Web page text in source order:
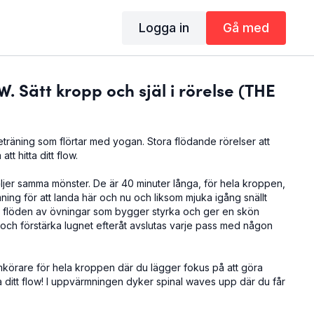
Logga in Gå med
Sätt kropp och själ i rörelse (THE
som flörtar med yogan. Stora flödande rörelser att
att hitta ditt flow.
samma mönster. De är 40 minuter långa, för hela kroppen,
för att landa här och nu och liksom mjuka igång snällt
av övningar som bygger styrka och ger en skön
förstärka lugnet efteråt avslutas varje pass med någon
för hela kroppen där du lägger fokus på att göra
ditt flow! I uppvärmningen dyker spinal waves upp där du får
kluriga övning mer anpassad efter din kropp.